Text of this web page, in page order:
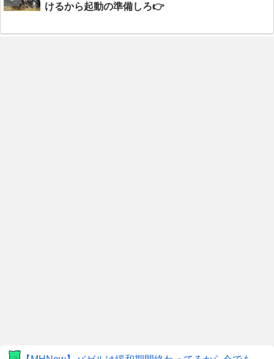
けるから起動の準備しろ👉